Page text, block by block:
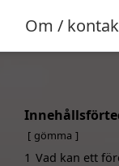
Om /
gömma
1 Vad kan ett